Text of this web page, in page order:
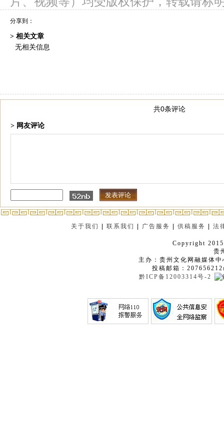
分享到：
> 相关文章
无相关信息
共0条评论
> 网友评论
关于我们 |联系我们 广告服务 |供稿服务 |法
Copyright
贵
主办：贵州文化网融媒体
投稿邮箱：
黔ICP备12003314号-2